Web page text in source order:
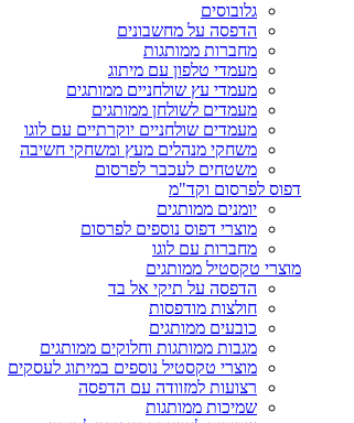
גלובוסים
הדפסה על מחשבונים
מחברות ממותגות
מעמדי טלפון עם מיתוג
מעמדי עץ שולחניים ממותגים
מעמדים לשולחן ממותגים
מעמדים שולחניים יוקרתיים עם לוגו
משחקי מנהלים מעץ ומשחקי חשיבה
משטחים לעכבר לפרסום
דפוס לפרסום וקד"מ
יומנים ממותגים
מוצרי דפוס נוספים לפרסום
מחברות עם לוגו
מוצרי טקסטיל ממותגים
הדפסה על תיקי אל בד
חולצות מודפסות
כובעים ממותגים
מגבות ממותגות וחלוקים ממותגים
מוצרי טקסטיל נוספים במיתוג לעסקים
רצועות למזוודה עם הדפסה
שמיכות ממותגות